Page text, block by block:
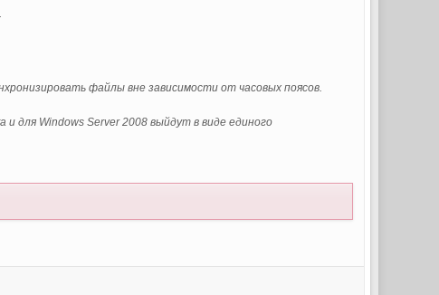
файлы вне зависимости от часовых поясов.
для Windows Server 2008 выйдут в виде единого